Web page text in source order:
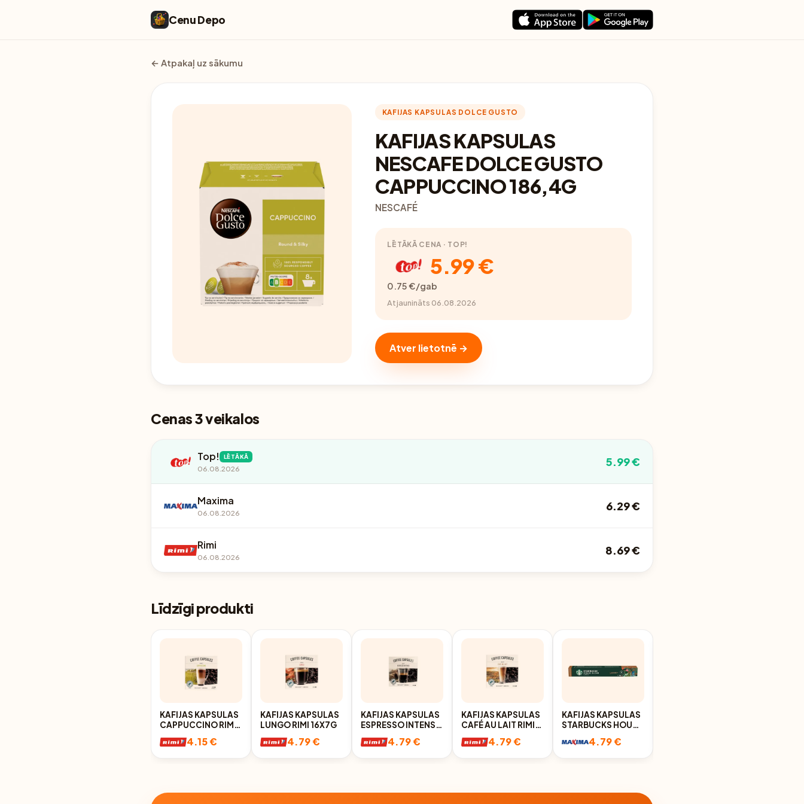
Cenu Depo
← Atpakaļ uz sākumu
KAFIJAS KAPSULAS DOLCE GUSTO
KAFIJAS KAPSULAS
NESCAFE DOLCE GUSTO
CAPPUCCINO 186,4G
NESCAFÉ
LĒTĀKĀ CENA · TOP!
5.99 €
0.75 €/gab
Atjaunināts 06.08.2026
Atver lietotnē →
Cenas 3 veikalos
Top! LĒTĀKĀ
06.08.2026
5.99 €
Maxima
06.08.2026
6.29 €
Rimi
06.08.2026
8.69 €
Līdzīgi produkti
KAFIJAS KAPSULAS
CAPPUCCINO RIMI
4.15 €
KAFIJAS KAPSULAS
LUNGO RIMI 16X7G
4.79 €
KAFIJAS KAPSULAS
ESPRESSO INTENSO
4.79 €
KAFIJAS KAPSULAS
CAFÉ AU LAIT RIMI
4.79 €
KAFIJAS KAPSULAS
STARBUCKS HOUSE
4.79 €